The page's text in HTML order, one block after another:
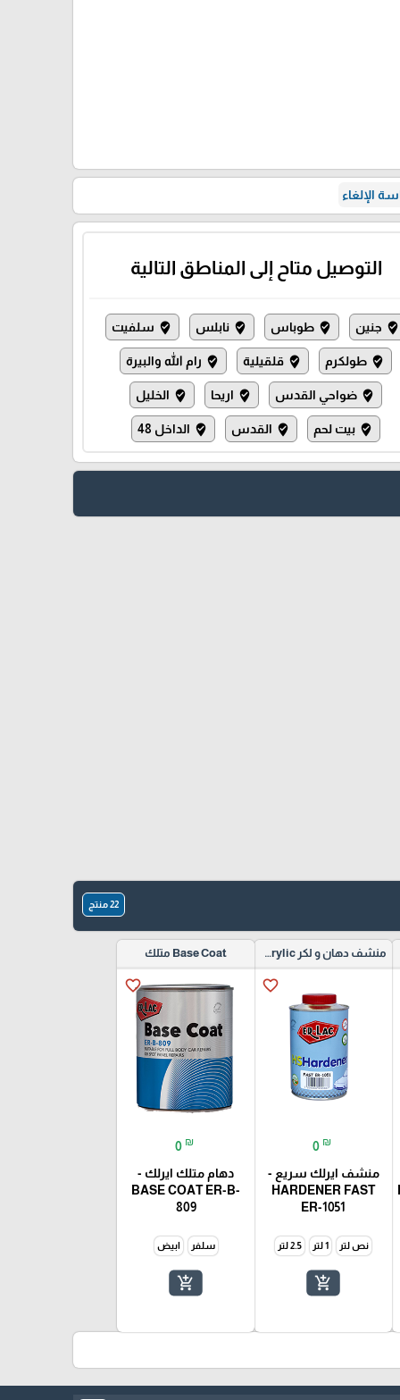
الإلغاء
التوصيل متاح إلى المناطق التالية
where_to_vote جنين where_to_vote طوباس where_to_vote نابلس where_to_vote سلفيت
where_to_vote طولكرم where_to_vote قلقيلية where_to_vote رام الله والبيرة
where_to_vote ضواحي القدس where_to_vote اريحا where_to_vote الخليل
where_to_vote بيت لحم where_to_vote القدس where_to_vote الداخل 48
22 منتج
منشف دهان و لكر hardener Clear and Acrylic
favorite_border
0 ₪
منشف ايرلك سريع -
HARDENER FAST
ER-1051
نص لتر 1 لتر 2.5 لتر
add_shopping_cart
Base Coat متلك
favorite_border
0 ₪
دهام متلك ايرلك -
BASE COAT ER-B-
809
سلفر ابيض
add_shopping_cart